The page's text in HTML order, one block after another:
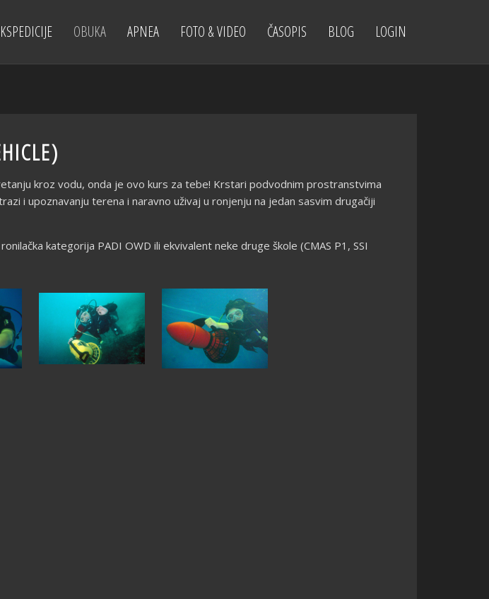
OBUKA APNEA FOTO & VIDEO ČASOPIS BLOG LOGIN
kroz vodu, onda je ovo kurs za tebe! Krstari podvodnim prostranstvima
i upoznavanju terena i naravno uživaj u ronjenju na jedan sasvim drugačiji
kategorija PADI OWD ili ekvivalent neke druge škole (CMAS P1, SSI